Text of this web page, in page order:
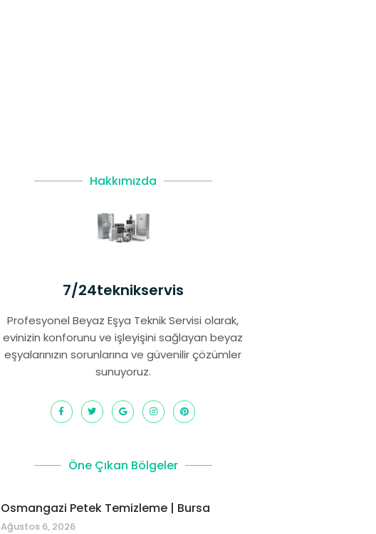
Hakkımızda
7/24teknikservis
Profesyonel Beyaz Eşya Teknik Servisi olarak,
evinizin konforunu ve işleyişini sağlayan beyaz
eşyalarınızın sorunlarına ve güvenilir çözümler
sunuyoruz.
Öne Çıkan Bölgeler
Osmangazi Petek Temizleme | Bursa
Ağustos 6, 2026